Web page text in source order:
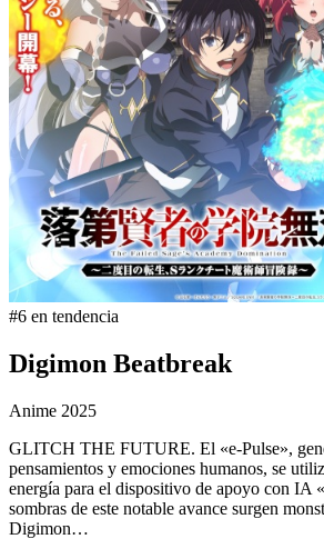
#6 en tendencia
Digimon Beatbreak
Anime 2025
GLITCH THE FUTURE. El «e-Pulse»,
pensamientos y emociones humanos, se
energía para el dispositivo de apoyo con IA
sombras de este notable avance surgen
Digimon…